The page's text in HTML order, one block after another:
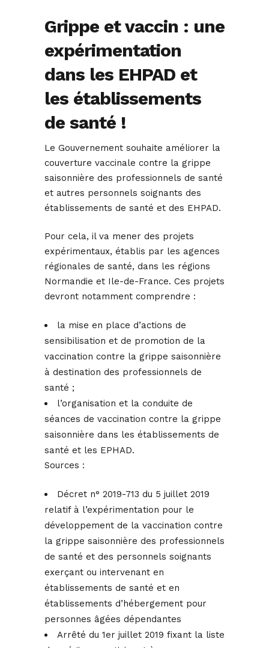
Grippe et vaccin : une
expérimentation
dans les EHPAD et
les établissements
de santé !
Le Gouvernement souhaite améliorer la
couverture vaccinale contre la grippe
saisonnière des professionnels de santé
et autres personnels soignants des
établissements de santé et des EHPAD.
Pour cela, il va mener des projets
expérimentaux, établis par les agences
régionales de santé, dans les régions
Normandie et Ile-de-France. Ces projets
devront notamment comprendre :
la mise en place d’actions de
sensibilisation et de promotion de la
vaccination contre la grippe saisonnière
à destination des professionnels de
santé ;
l’organisation et la conduite de
séances de vaccination contre la grippe
saisonnière dans les établissements de
santé et les EPHAD.
Sources :
Décret n° 2019-713 du 5 juillet 2019
relatif à l’expérimentation pour le
développement de la vaccination contre
la grippe saisonnière des professionnels
de santé et des personnels soignants
exerçant ou intervenant en
établissements de santé et en
établissements d’hébergement pour
personnes âgées dépendantes
Arrêté du 1er juillet 2019 fixant la liste